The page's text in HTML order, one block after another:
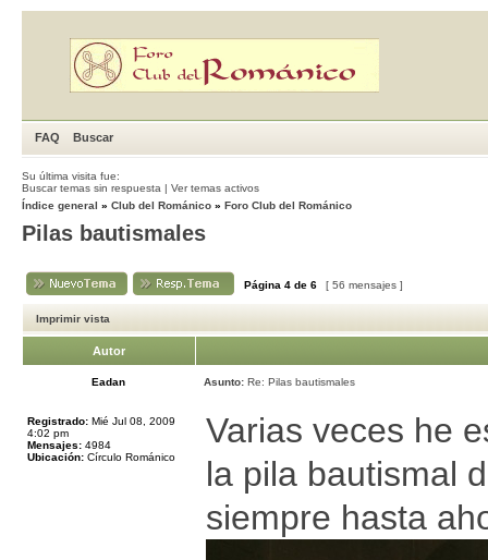
FAQ Buscar
Su última visita fue:
Buscar temas sin respuesta | Ver temas activos
Índice general » Club del Románico » Foro Club del Románico
Pilas bautismales
Página 4 de 6 [ 56 mensajes ]
Imprimir vista
Autor
Eadan Asunto: Re: Pilas bautismales
Registrado: Mié Jul 08, 2009
4:02 pm
Mensajes: 4984
Ubicación: Círculo Románico
Varias veces he
la pila bautismal
siempre hasta